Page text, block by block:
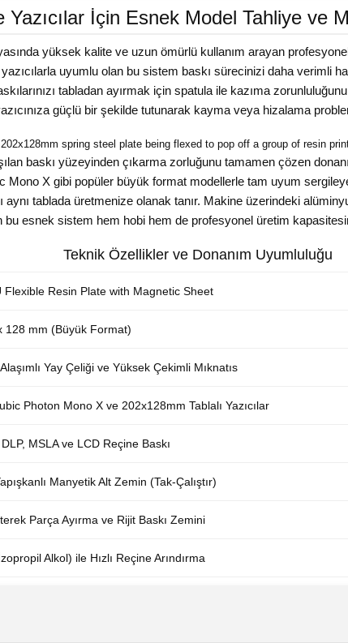
İçin Esnek Model Tahliye ve
yüksek kalite ve uzun ömürlü kullanım arayan
uyumlu olan bu sistem baskı sürecinizi daha verimli
tabladan ayırmak için spatula ile kazıma
güçlü bir şekilde tutunarak kayma veya hizalama
spring steel plate being flexed to pop off a group of resin
baskı yüzeyinden çıkarma zorluğunu tamamen çözen
X gibi popüler büyük format modellerle tam uyum
tablada üretmenize olanak tanır. Makine üzerindeki
bu esnek sistem hem hobi hem de profesyonel üretim
Teknik Özellikler ve Donanım Uyumluluğu
Flexible Resin Plate with Magnetic Sheet
128 mm (Büyük Format)
Yay Çeliği ve Yüksek Çekimli Mıknatıs
Photon Mono X ve 202x128mm Tablalı Yazıcılar
MSLA ve LCD Reçine Baskı
Manyetik Alt Zemin (Tak-Çalıştır)
Parça Ayırma ve Rijit Baskı Zemini
Alkol) ile Hızlı Reçine Arındırma